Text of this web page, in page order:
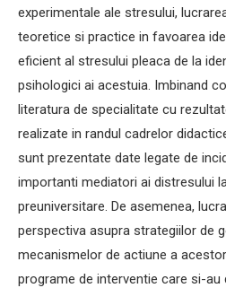
experimentale ale stresului,
teoretice si practice in favoarea
eficient al stresului pleaca de la
psihologici ai acestuia. Imbinand
literatura de specialitate cu
realizate in randul cadrelor
sunt prezentate date legate de
importanti mediatori ai distresului
preuniversitare. De asemenea,
perspectiva asupra strategiilor de
mecanismelor de actiune a
programe de interventie care si-